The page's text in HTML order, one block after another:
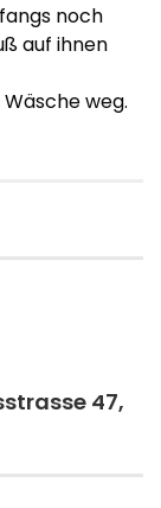
noch
auf ihnen
weg.
47,